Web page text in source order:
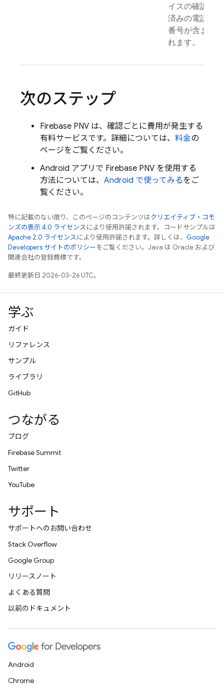
イスの確認
済みの電話
番号が含ま
れます。
次のステップ
Firebase PNV は、確認ごとに費用が発生する
有料サービスです。詳細については、 料金の
ページをご覧ください。
Android アプリで Firebase PNV を使用する
方法については、 Android で使ってみるをご
覧ください。
特に記載のない限り、このページのコンテンツはクリエイティブ・コモ
ンズの表示 4.0 ライセンスにより使用許諾されます。コードサンプルは
Apache 2.0 ライセンスにより使用許諾されます。詳しくは、 Google
Developers サイトのポリシーをご覧ください。Java は Oracle および
関連会社の登録商標です。
最終更新日 2026-03-26 UTC。
学ぶ
ガイド
リファレンス
サンプル
ライブラリ
GitHub
つながる
ブログ
Firebase Summit
Twitter
YouTube
サポート
サポートへのお問い合わせ
Stack Overflow
Google Group
リリースノート
よくある質問
以前のドキュメント
Android
Chrome